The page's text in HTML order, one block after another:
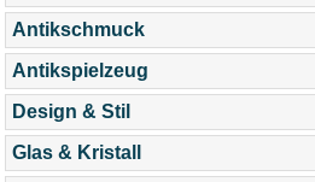
Antikschmuck
Antikspielzeug
Design & Stil
Glas & Kristall